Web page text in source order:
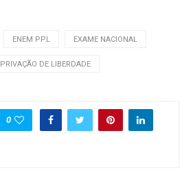
ENEM PPL EXAME NACIONAL
PRIVAÇÃO DE LIBERDADE
0